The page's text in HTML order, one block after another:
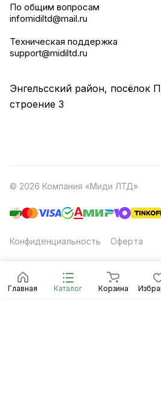
Главная Каталог Корзина
По общим вопросам
infomidiltd@mail.ru
Техническая поддержка
support@midiltd.ru
Энгельсский район, посёлок
строение 3
© 2026 Компания «Миди ЛТД»
Конфиденциальность Оферта